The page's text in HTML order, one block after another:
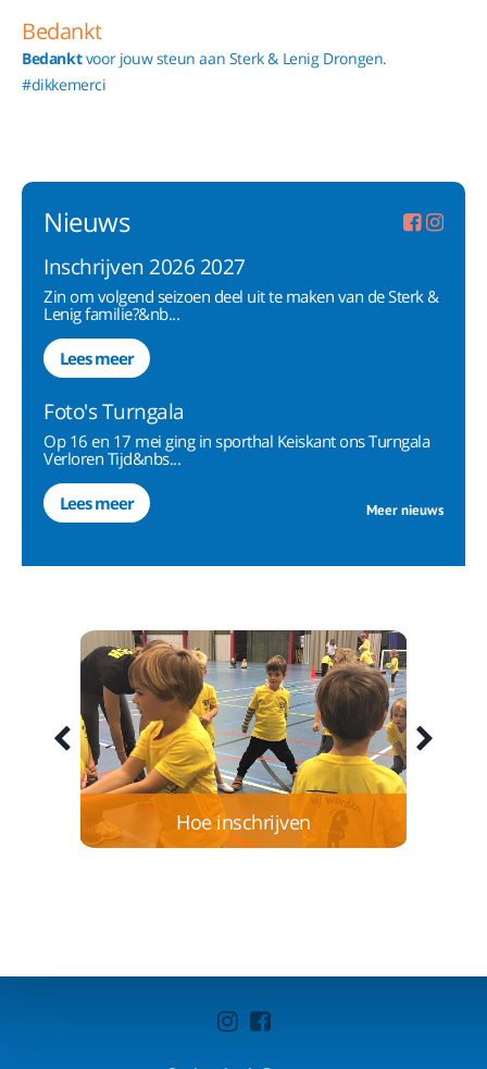
Bedankt
Bedanktvoor jouw steun aan Sterk & Lenig Drongen.
#dikkemerci
Nieuws
Inschrijven 2026 2027
Zin om volgend seizoen deel uit te maken van de Sterk &
Lenig familie?&nb...
Lees meer
Foto's Turngala
Op 16 en 17 mei ging in sporthal Keiskant ons Turngala
Verloren Tijd&nbs...
Lees meer Meer nieuws
Hoe inschrijven